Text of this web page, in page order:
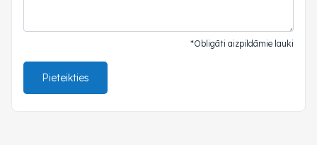
*Obligāti aizpildāmie lauki
Pieteikties